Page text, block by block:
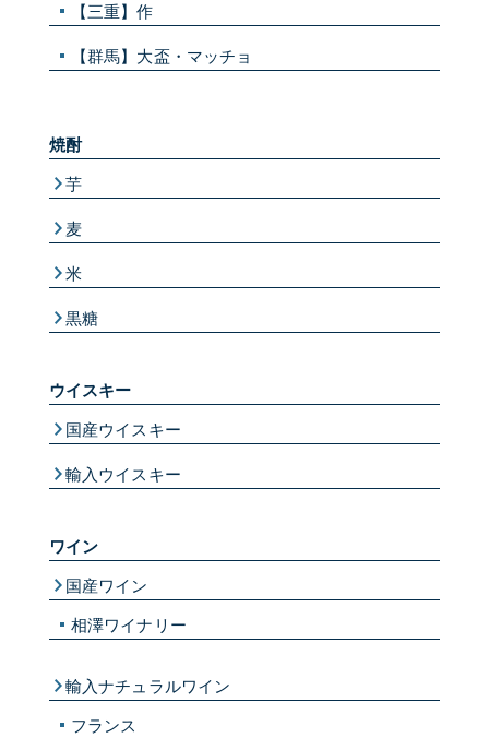
【三重】作
【群馬】大盃・マッチョ
焼酎
芋
麦
米
黒糖
ウイスキー
国産ウイスキー
輸入ウイスキー
ワイン
国産ワイン
相澤ワイナリー
輸入ナチュラルワイン
フランス